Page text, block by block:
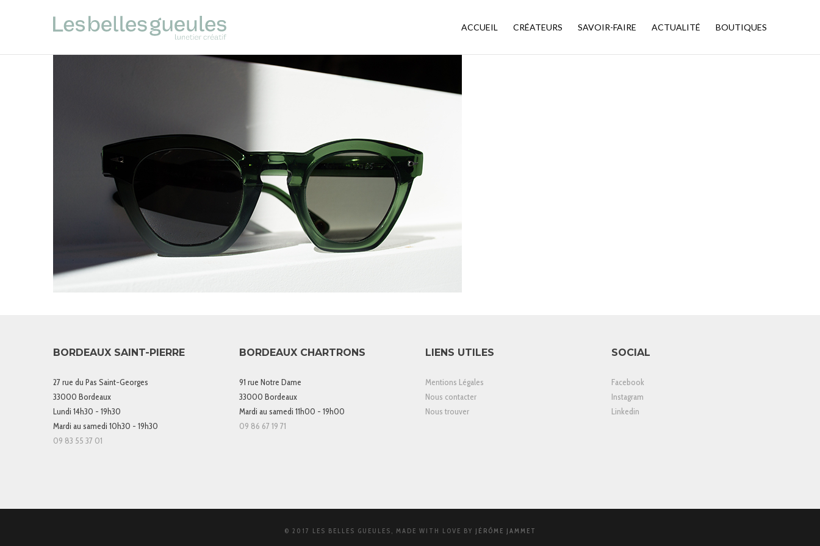
ACCUEIL CRÉATEURS SAVOIR-FAIRE ACTUALITÉ BOUTIQUES
BORDEAUX SAINT-PIERRE
27 rue du Pas Saint-Georges
33000 Bordeaux
Lundi 14h30 - 19h30
Mardi au samedi 10h30 - 19h30
09 83 55 37 01
BORDEAUX CHARTRONS
91 rue Notre Dame
33000 Bordeaux
Mardi au samedi 11h00 - 19h00
09 86 67 19 71
LIENS UTILES
Mentions Légales
Nous contacter
Nous trouver
SOCIAL
Facebook
Instagram
Linkedin
© 2017 LES BELLES GUEULES, MADE WITH LOVE BY JÉRÔME JAMMET